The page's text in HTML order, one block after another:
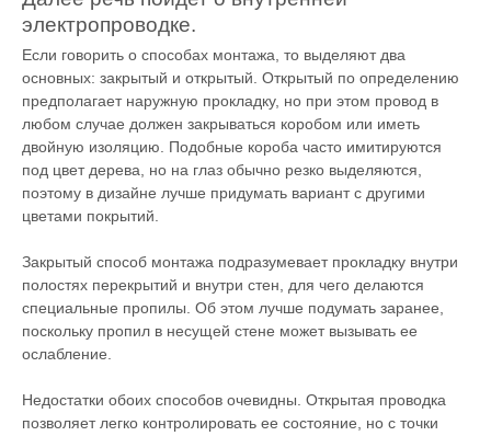
электропроводке.
Если говорить о способах монтажа, то выделяют два
основных: закрытый и открытый. Открытый по определению
предполагает наружную прокладку, но при этом провод в
любом случае должен закрываться коробом или иметь
двойную изоляцию. Подобные короба часто имитируются
под цвет дерева, но на глаз обычно резко выделяются,
поэтому в дизайне лучше придумать вариант с другими
цветами покрытий.
Закрытый способ монтажа подразумевает прокладку внутри
полостях перекрытий и внутри стен, для чего делаются
специальные пропилы. Об этом лучше подумать заранее,
поскольку пропил в несущей стене может вызывать ее
ослабление.
Недостатки обоих способов очевидны. Открытая проводка
позволяет легко контролировать ее состояние, но с точки